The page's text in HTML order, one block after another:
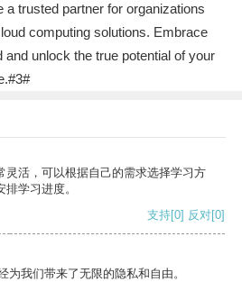
a trusted partner for organizations
computing solutions. Embrace
and unlock the true potential of your
灵活，可以根据自己的需求选择学习方
学习进度。
支持[0] 反对[0]
我们带来了无限的隐私和自由。